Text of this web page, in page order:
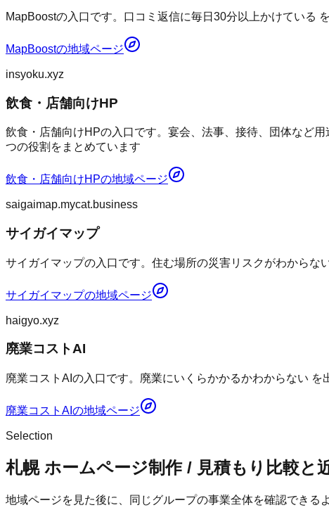
MapBoostの入口です。口コミ返信に毎日30分以上かけている
MapBoostの地域ページ
insyoku.xyz
飲食・店舗向けHP
飲食・店舗向けHPの入口です。宴会、法事、接待、団体など
つの役割をまとめています
飲食・店舗向けHPの地域ページ
saigaimap.mycat.business
サイガイマップ
サイガイマップの入口です。住む場所の災害リスクがわから
サイガイマップの地域ページ
haigyo.xyz
廃業コストAI
廃業コストAIの入口です。廃業にいくらかかるかわからない
廃業コストAI の地域ページ
Selection
札幌 ホームページ制作 / 見積もり比較と
地域ページを見た後に、同じグループの事業全体を確認できる